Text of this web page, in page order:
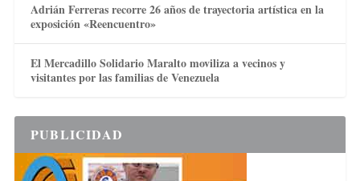
Adrián Ferreras recorre 26 años de trayectoria artística en la
exposición «Reencuentro»
El Mercadillo Solidario Maralto moviliza a vecinos y
visitantes por las familias de Venezuela
PUBLICIDAD